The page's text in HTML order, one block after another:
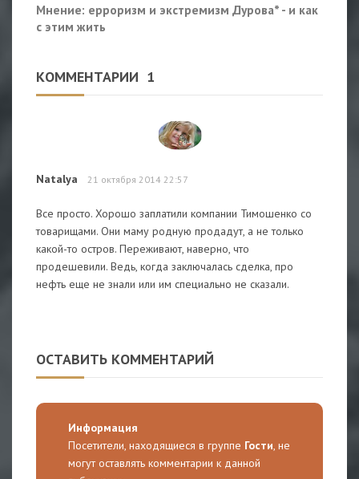
Мнение: ерроризм и экстремизм Дурова* - и как
с этим жить
КОММЕНТАРИИ 1
Natalya 21 октября 2014 22:57
Все просто. Хорошо заплатили компании Тимошенко со
товарищами. Они маму родную продадут, а не только
какой-то остров. Переживают, наверно, что
продешевили. Ведь, когда заключалась сделка, про
нефть еще не знали или им специально не сказали.
ОСТАВИТЬ КОММЕНТАРИЙ
Информация
Посетители, находящиеся в группе Гости, не
могут оставлять комментарии к данной